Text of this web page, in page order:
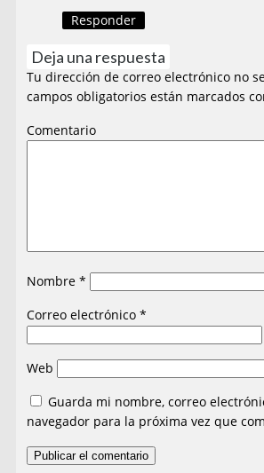
Responder
Deja una respuesta
Tu dirección de correo electrónico no
campos obligatorios están marcados
Comentario
Nombre*
Correo electrónico*
Web
Guarda mi nombre, correo
navegador para la próxima vez que